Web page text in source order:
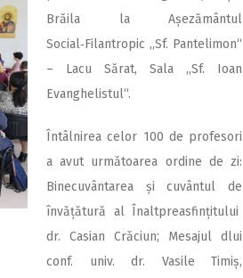
Brăila la Așezământul
Social‑Filantropic ,,Sf. Pantelimon“
– Lacu Sărat, Sala ,,Sf. Ioan
Evanghelistul“.
Întâlnirea celor 100 de profesori
a avut următoarea ordine de zi:
Binecuvântarea și cuvântul de
învățătură al Înaltpreasfințitului
dr. Casian Crăciun; Mesajul dlui
conf. univ. dr. Vasile Timiș,